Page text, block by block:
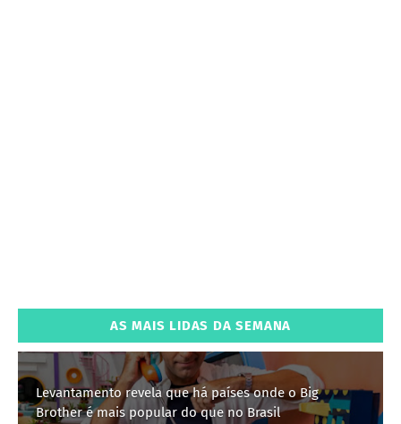
AS MAIS LIDAS DA SEMANA
Levantamento revela que há países onde o Big
Brother é mais popular do que no Brasil